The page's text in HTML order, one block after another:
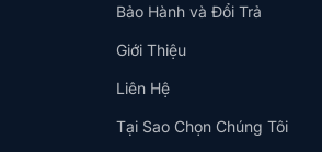
Bảo Hành và Đổi Trả
Giới Thiệu
Liên Hệ
Tại Sao Chọn Chúng Tôi